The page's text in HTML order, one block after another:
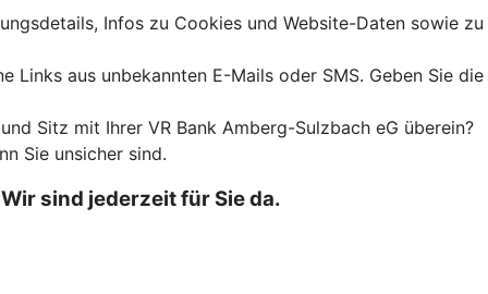
Infos zu Cookies und Website-Daten sowie zu
aus unbekannten E-Mails oder SMS. Geben Sie die
Sitz mit Ihrer VR Bank Amberg-Sulzbach eG überein?
Sie unsicher sind.
sind jederzeit für Sie da.